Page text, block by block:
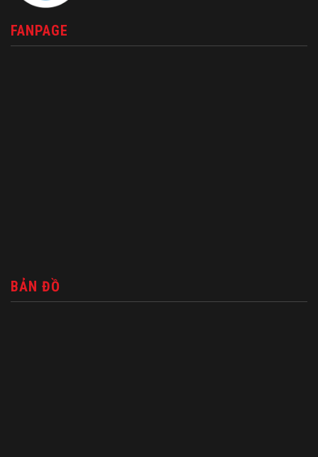
FANPAGE
BẢN ĐỒ